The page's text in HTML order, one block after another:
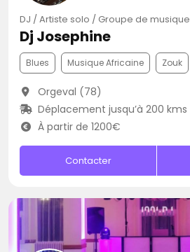
DJ / Artiste solo / Groupe de musique
Dj Josephine
Blues Musique Africaine Zouk
Orgeval (78)
Déplacement jusqu’à 200 kms
À partir de 1200€
Contacter